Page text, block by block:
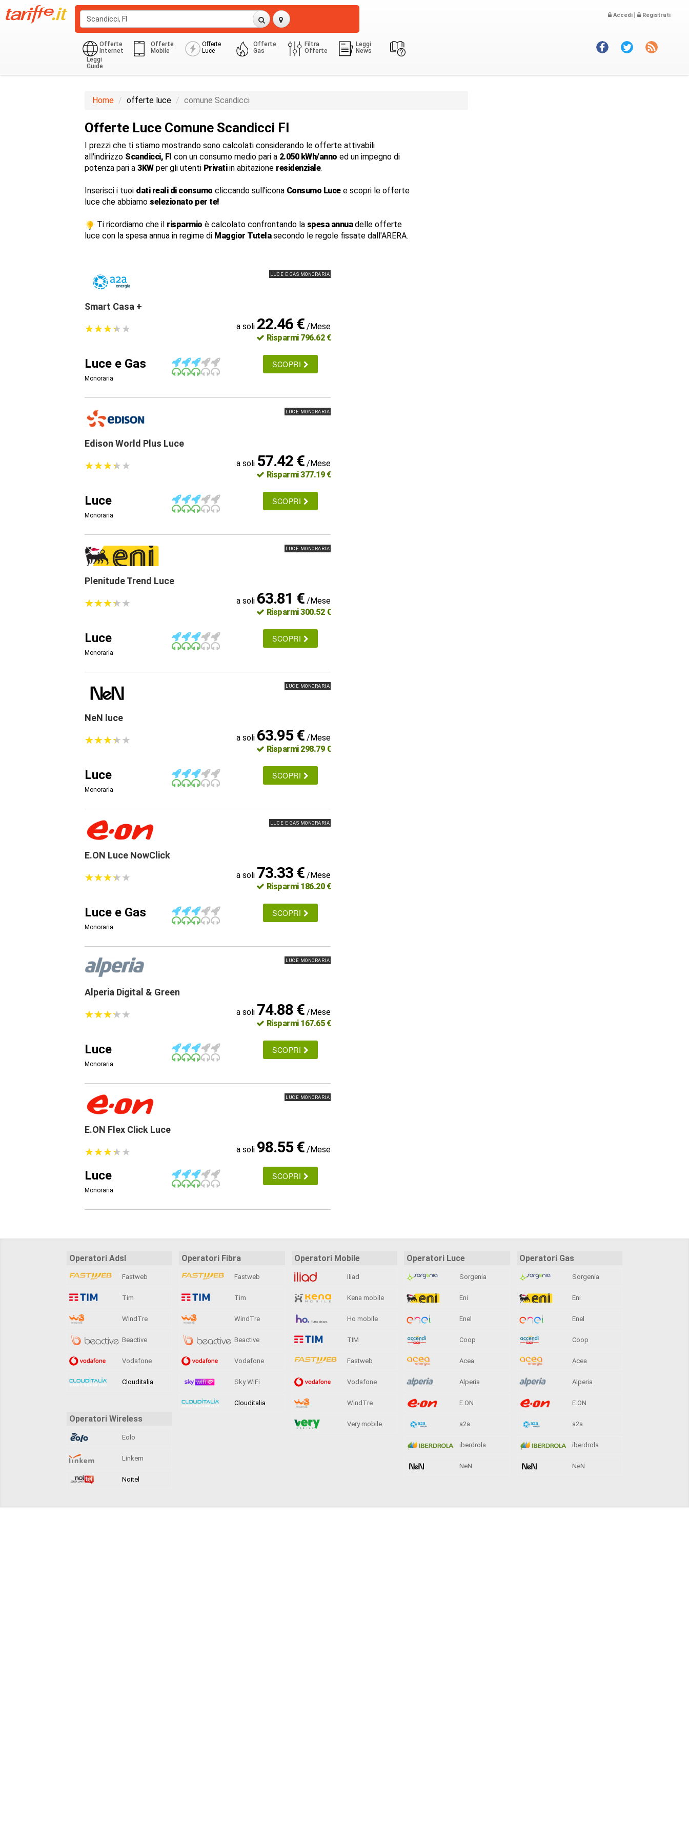
Accedi | Registrati
Offerte
Internet
Offerte
Mobile
Offerte
Luce
Offerte
Gas
Filtra
Offerte
Leggi
News
Leggi
Guide
Monoraria
Home offerte luce comune Scandicci
Offerte Luce Comune Scandicci FI
I prezzi che ti stiamo mostrando sono calcolati considerando le offerte attivabili
all'indirizzo Scandicci, FI con un consumo medio pari a 2.050 kWh/anno ed un impegno di
potenza pari a 3KWper gli utenti Privatiin abitazione residenziale.
Inserisci i tuoi dati reali di consumo cliccando sull'icona Consumo Lucee scopri le offerte
luce che abbiamo selezionato per te!
Ti ricordiamo che il risparmio è calcolato confrontando la spesa annuadelle offerte
luce con la spesa annua in regime di Maggior Tutelasecondo le regole fissate dall'ARERA.
LUCE E GAS MONORARIA
Smart Casa +
★★★★★
★★★★★ a soli 22.46 € /Mese
Risparmi 796.62 €
Luce e Gas
Monoraria
SCOPRI
LUCE MONORARIA
Edison World Plus Luce
★★★★★
★★★★★ a soli 57.42 € /Mese
Risparmi 377.19 €
Luce
Monoraria
SCOPRI
LUCE MONORARIA
Plenitude Trend Luce
★★★★★
★★★★★ a soli 63.81 € /Mese
Risparmi 300.52 €
Luce
Monoraria
SCOPRI
LUCE MONORARIA
NeN luce
★★★★★
★★★★★ a soli 63.95 € /Mese
Risparmi 298.79 €
Luce
Monoraria
SCOPRI
LUCE E GAS MONORARIA
E.ON Luce NowClick
★★★★★
★★★★★ a soli 73.33 € /Mese
Risparmi 186.20 €
Luce e Gas
Monoraria
SCOPRI
LUCE MONORARIA
Alperia Digital & Green
★★★★★
★★★★★ a soli 74.88 € /Mese
Risparmi 167.65 €
Luce
Monoraria
SCOPRI
LUCE MONORARIA
E.ON Flex Click Luce
★★★★★
★★★★★ a soli 98.55 € /Mese
Luce
Monoraria
SCOPRI
Operatori Adsl
Fastweb
Tim
WindTre
Beactive
Vodafone
Clouditalia
Operatori Wireless
Eolo
Linkem
Noitel
Operatori Fibra
Fastweb
Tim
WindTre
Beactive
Vodafone
Sky WiFi
Clouditalia
Operatori Mobile
Iliad
Kena mobile
Ho mobile
TIM
Fastweb
Vodafone
WindTre
Very mobile
Operatori Luce
Sorgenia
Eni
Enel
Coop
Acea
Alperia
E.ON
a2a
iberdrola
NeN
Operatori Gas
Sorgenia
Eni
Enel
Coop
Acea
Alperia
E.ON
a2a
iberdrola
NeN